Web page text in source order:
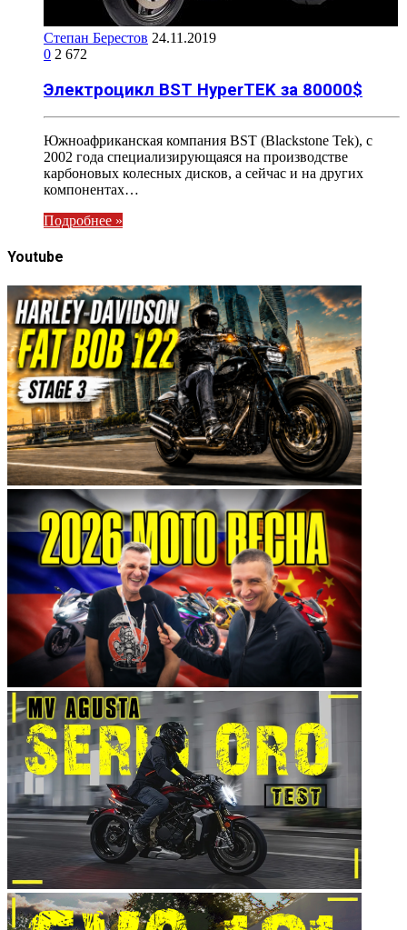
Степан Берестов 24.11.2019
0 2 672
Электроцикл BST HyperTEK за 80000$
Южноафриканская компания BST (Blackstone Tek), с
2002 года специализирующаяся на производстве
карбоновых колесных дисков, а сейчас и на других
компонентах…
Подробнее »
Youtube